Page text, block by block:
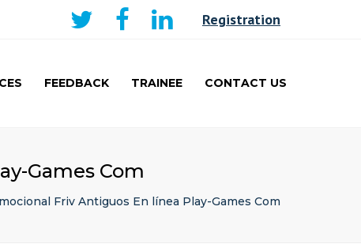
Registration
FEEDBACK TRAINEE
PRESENTATIONS PRIZE
TRAVEL FELLOWSHIP
CONTACT US
Games Com
Friv Antiguos En línea Play-Games Com